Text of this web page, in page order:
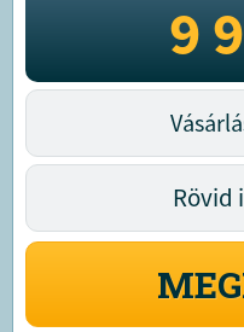
9
Rövid